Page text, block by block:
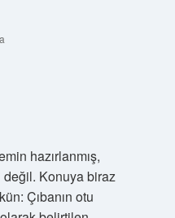
hazırlanmış,
Konuya biraz
Çıbanın otu